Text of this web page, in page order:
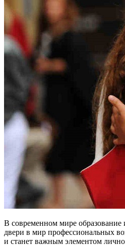
В современном мире образование
двери в мир профессиональных
и станет важным элементом